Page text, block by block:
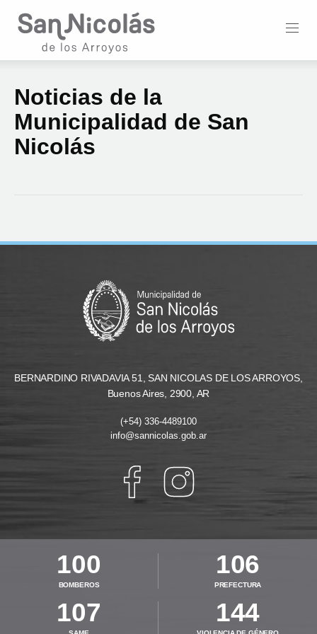
Noticias de la
Municipalidad de San
Nicolás
BERNARDINO RIVADAVIA 51, SAN NICOLAS DE LOS ARROYOS,
Buenos Aires, 2900, AR
(+54) 336-4489100
info@sannicolas.gob.ar